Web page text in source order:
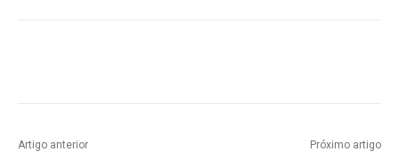
Artigo anterior Próximo artigo